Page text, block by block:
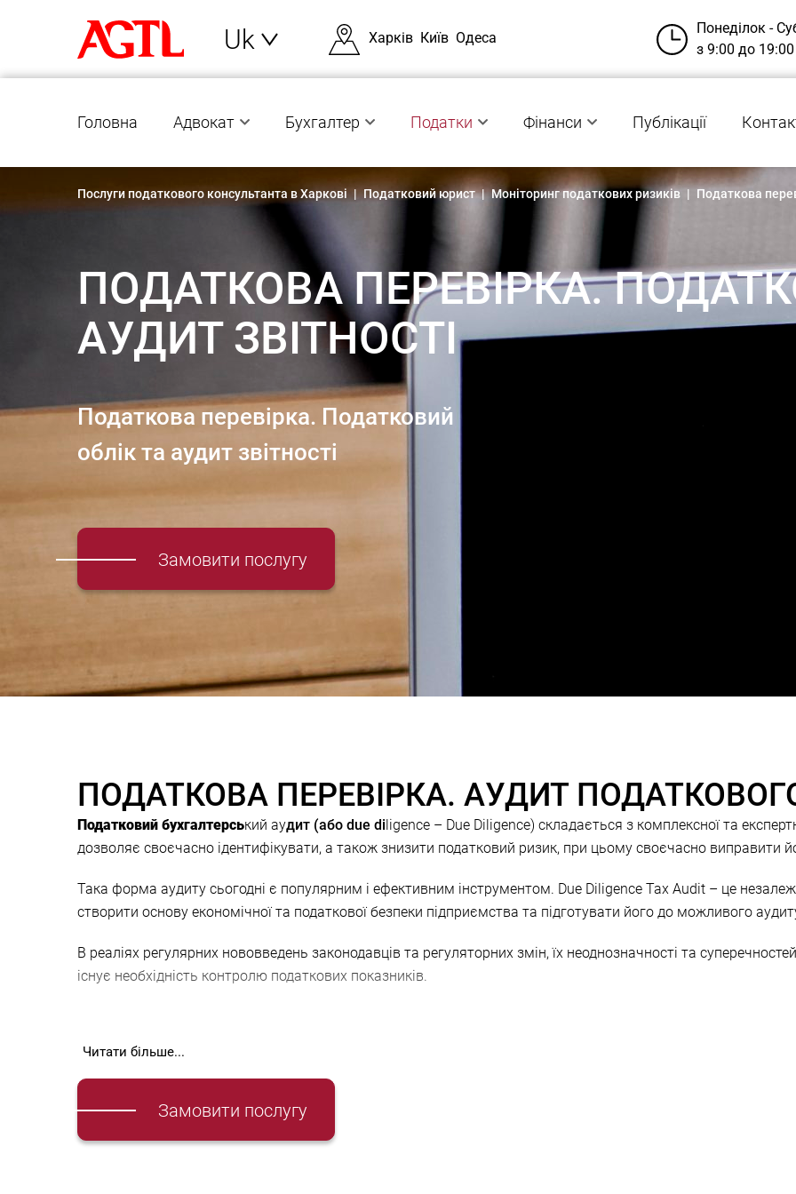
Uk Харків Київ Одеса
Понеділок -
з 9:00 до 19:00
Головна Адвокат Бухгалтер Податки Фінанси Публікації
Послуги податкового консультанта в Харкові | Податковий юрист | Моніторинг податкових ризиків | Податкова
ПОДАТКОВА ПЕРЕВІРКА.
АУДИТ ЗВІТНОСТІ
Податкова перевірка. Податковий
облік та аудит звітності
Замовити послугу
ПОДАТКОВА ПЕРЕВІРКА. АУДИТ
Податковий бухгалтерський аудит (або due diligence – Due Diligence) складається з комплексної та
дозволяє своєчасно ідентифікувати, а також знизити податковий ризик, при цьому своєчасно виправити
Така форма аудиту сьогодні є популярним і ефективним інструментом. Due Diligence Tax Audit – це
створити основу економічної та податкової безпеки підприємства та підготувати його до можливого
В реаліях регулярних нововведень законодавців та регуляторних змін, їх неоднозначності та
існує необхідність контролю податкових показників.
Види податкового due diligence
Комплексна перевірка – це перевірка загального порядку всього податкового обліку протягом певного
рік. Даний аудит розкриває існуючі системи витрат, їх можливі недоліки і розробляє механізми їх
Читати більше...
Замовити послугу